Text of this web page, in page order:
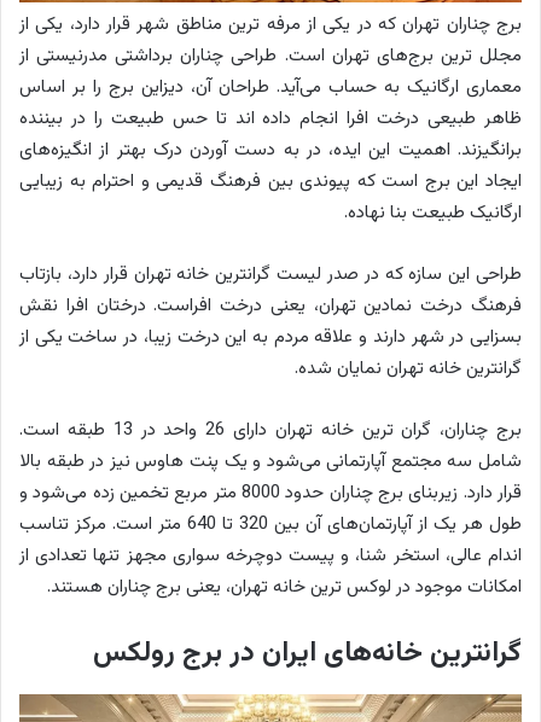
برج چناران تهران که در یکی از مرفه ترین مناطق شهر قرار دارد، یکی از
مجلل ترین برج‌های تهران است. طراحی چناران برداشتی مدرنیستی از
معماری ارگانیک به حساب می‌آید. طراحان آن، دیزاین برج را بر اساس
ظاهر طبیعی درخت افرا انجام داده اند تا حس طبیعت را در بیننده
برانگیزند. اهمیت این ایده، در به دست آوردن درک بهتر از انگیزه‌های
ایجاد این برج است که پیوندی بین فرهنگ قدیمی و احترام به زیبایی
ارگانیک طبیعت بنا نهاده.
طراحی این سازه که در صدر لیست گرانترین خانه تهران قرار دارد، بازتاب
فرهنگ درخت نمادین تهران، یعنی درخت افراست. درختان افرا نقش
بسزایی در شهر دارند و علاقه مردم به این درخت زیبا، در ساخت یکی از
گرانترین خانه تهران نمایان شده.
برج چناران، گران ترین خانه تهران دارای 26 واحد در 13 طبقه است.
شامل سه مجتمع آپارتمانی می‌شود و یک پنت هاوس نیز در طبقه بالا
قرار دارد. زیربنای برج چناران حدود 8000 متر مربع تخمین زده می‌شود و
طول هر یک از آپارتمان‌های آن بین 320 تا 640 متر است. مرکز تناسب
اندام عالی، استخر شنا، و پیست دوچرخه سواری مجهز تنها تعدادی از
امکانات موجود در لوکس ترین خانه تهران، یعنی برج چناران هستند.
گرانترین خانه‌های ایران در برج رولکس